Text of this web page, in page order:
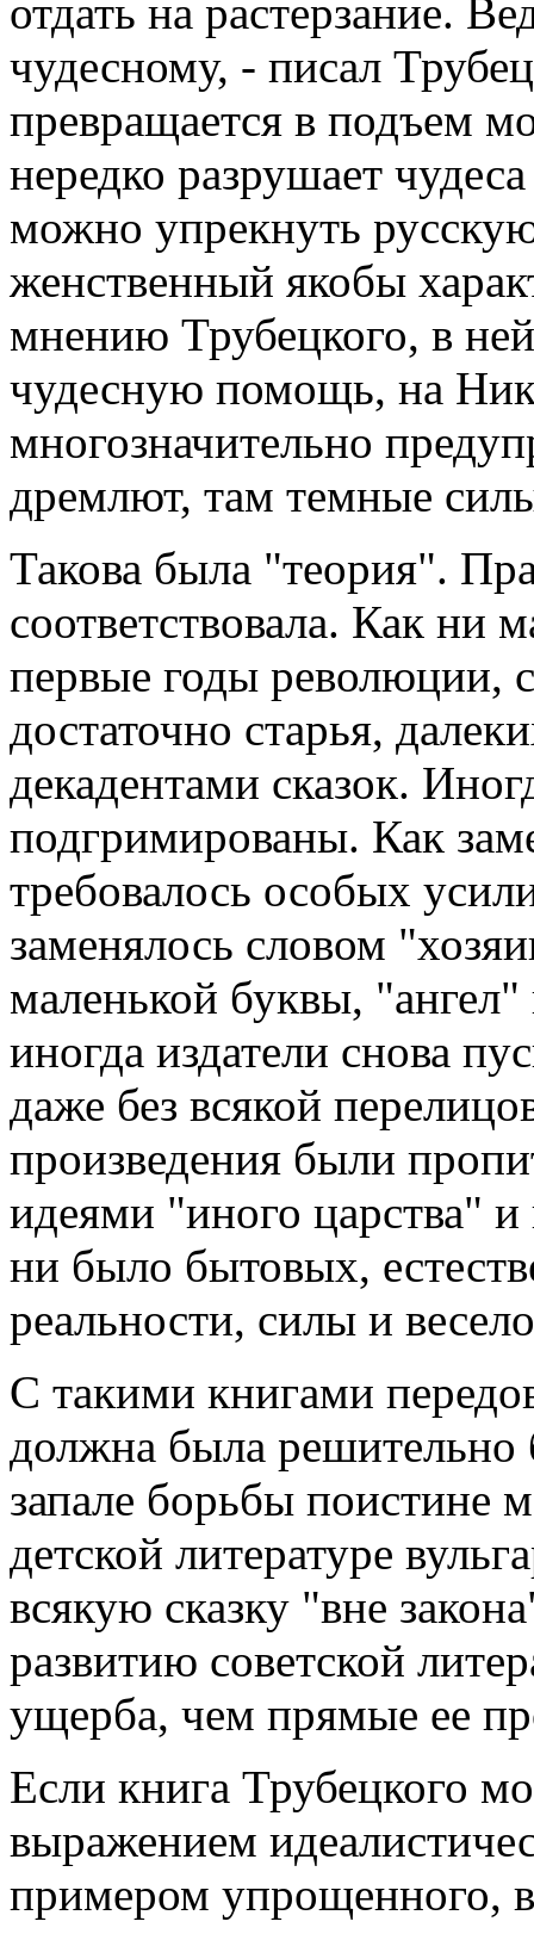
отдать на растерзание.
чудесному, - писал
превращается в подъем
нередко разрушает
можно упрекнуть русскую
женственный якобы
мнению Трубецкого, в
чудесную помощь, на
многозначительно
дремлют, там темные
Такова была "теория".
соответствовала. Как ни
первые годы революции,
достаточно старья,
декадентами сказок.
подгримированы. Как
требовалось особых
заменялось словом
маленькой буквы,
иногда издатели снова
даже без всякой
произведения были
идеями "иного царства"
ни было бытовых,
реальности, силы и
С такими книгами
должна была
запале борьбы поистине
детской литературе
всякую сказку "вне
развитию советской
ущерба, чем прямые ее
Если книга Трубецкого
выражением
примером упрощенного,